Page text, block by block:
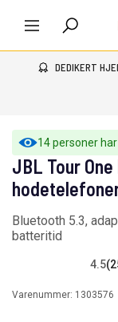
DEDIKERT
14 personer
JBL Tour
Bluetooth 5.3,
batteritid
4.5
Varenummer: 1303576